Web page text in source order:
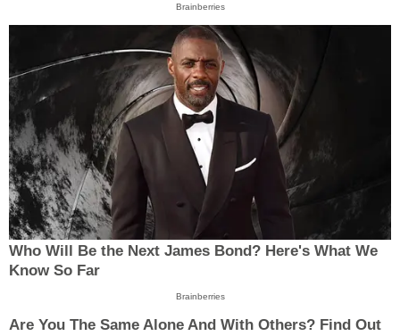
Brainberries
Who Will Be the Next James Bond? Here's What We
Know So Far
Brainberries
Are You The Same Alone And With Others? Find Out